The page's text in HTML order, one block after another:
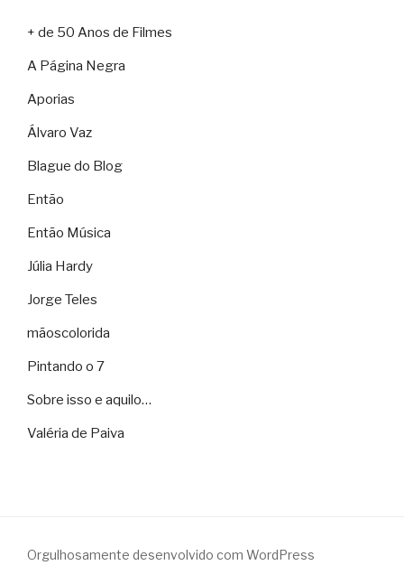
+ de 50 Anos de Filmes
A Página Negra
Aporias
Álvaro Vaz
Blague do Blog
Então
Então Música
Júlia Hardy
Jorge Teles
mãoscolorida
Pintando o 7
Sobre isso e aquilo…
Valéria de Paiva
Orgulhosamente desenvolvido com WordPress